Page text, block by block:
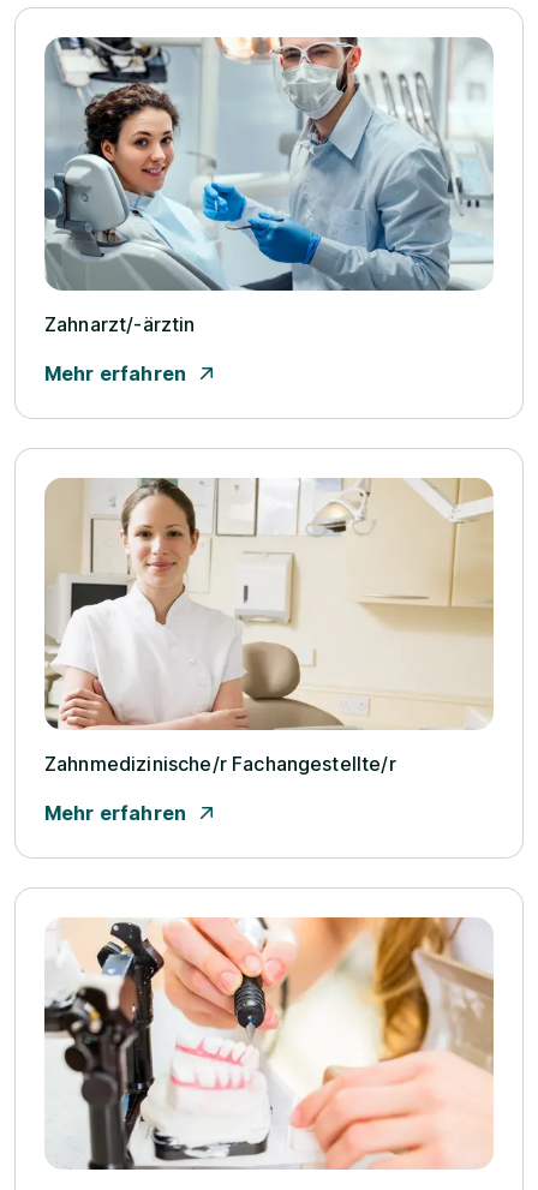
Zahnarzt/­-ärztin
Mehr erfahren
Zahnmedizinische/­r Fachangestellte/­r
Mehr erfahren